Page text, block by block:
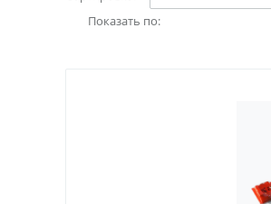
Показать по: